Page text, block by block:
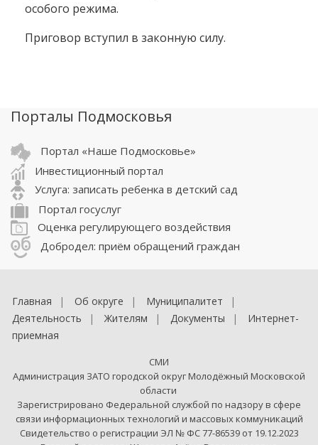
особого режима.
Приговор вступил в законную силу.
Порталы Подмосковья
Портал «Наше Подмосковье»
Инвестиционный портал
Услуга: записать ребенка в детский сад
Портал госуслуг
Оценка регулирующего воздействия
Добродел: приём обращений граждан
Главная Об округе
Муниципалитет
Деятельность
Жителям Документы
Интернет-
приемная
СМИ
Администрация ЗАТО городской округ Молодёжный Московской
области
Зарегистрировано Федеральной службой по надзору в сфере
связи информационных технологий и массовых коммуникаций
Свидетельство о регистрации ЭЛ № ФС 77-86539 от 19.12.2023